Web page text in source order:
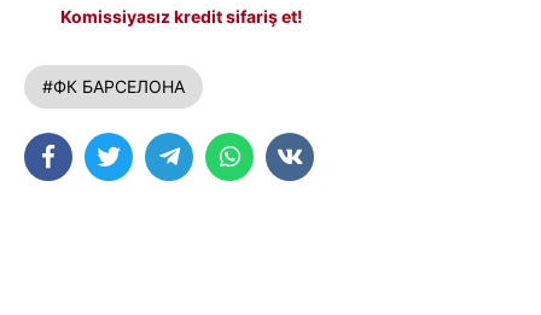
Komissiyasız kredit sifariş et!
#ФК БАРСЕЛОНА